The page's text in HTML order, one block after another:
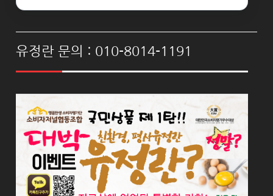
유정란 문의 : 010-8014-1191